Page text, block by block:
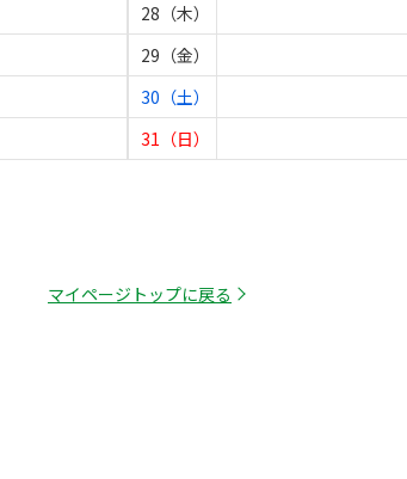
28（木）
29（金）
30（土）
31（日）
マイページトップに戻る